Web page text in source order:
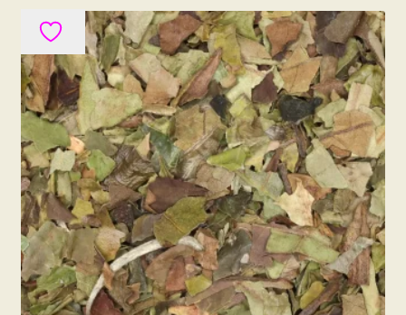
variaties.
Deze
optie
kan
gekozen
worden
op
de
productpagina